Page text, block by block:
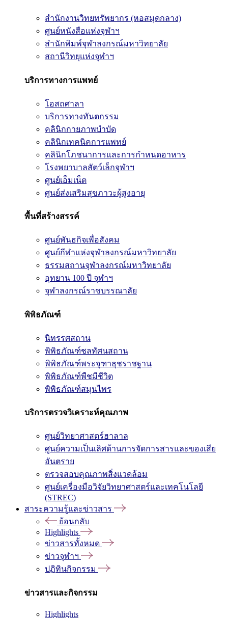
สำนักงานวิทยทรัพยากร (หอสมุดกลาง)
ศูนย์หนังสือแห่งจุฬาฯ
สำนักพิมพ์จุฬาลงกรณ์มหาวิทยาลัย
สถานีวิทยุแห่งจุฬาฯ
บริการทางการแพทย์
โอสถศาลา
บริการทางทันตกรรม
คลินิกกายภาพบำบัด
คลินิกเทคนิคการแพทย์
คลินิกโภชนาการและการกำหนดอาหาร
โรงพยาบาลสัตว์เล็กจุฬาฯ
ศูนย์เอ็มเน็ต
ศูนย์ส่งเสริมสุขภาวะผู้สูงอายุ
พื้นที่สร้างสรรค์
ศูนย์พันธกิจเพื่อสังคม
ศูนย์กีฬาแห่งจุฬาลงกรณ์มหาวิทยาลัย
ธรรมสถานจุฬาลงกรณ์มหาวิทยาลัย
อุทยาน 100 ปี จุฬาฯ
จุฬาลงกรณ์ราชบรรณาลัย
พิพิธภัณฑ์
นิทรรศสถาน
พิพิธภัณฑ์ชลทัศนสถาน
พิพิธภัณฑ์พระจุฑาธุชราชฐาน
พิพิธภัณฑ์พืชมีชีวิต
พิพิธภัณฑ์สมุนไพร
บริการตรวจวิเคราะห์คุณภาพ
ศูนย์วิทยาศาสตร์ฮาลาล
ศูนย์ความเป็นเลิศด้านการจัดการสารและของเสีย
อันตราย
ตรวจสอบคุณภาพสิ่งแวดล้อม
ศูนย์เครื่องมือวิจัยวิทยาศาสตร์และเทคโนโลยี
(STREC)
สาระความรู้และข่าวสาร
ย้อนกลับ
Highlights
ข่าวสารทั้งหมด
ข่าวจุฬาฯ
ปฏิทินกิจกรรม
ข่าวสารและกิจกรรม
Highlights